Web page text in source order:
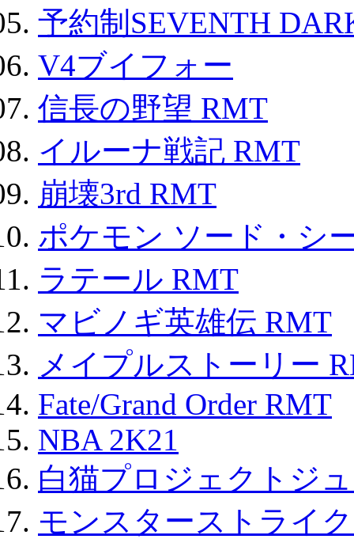
予約制SEVENTH
V4ブイフォー
信長の野望 RMT
イルーナ戦記 RMT
崩壊3rd RMT
ポケモン ソード・シ
ラテール RMT
マビノギ英雄伝 RMT
メイプルストーリー
Fate/Grand Order RMT
NBA 2K21
白猫プロジェクトジ
モンスターストライ